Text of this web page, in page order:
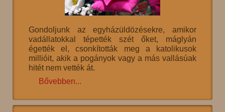
Gondoljunk az egyházüldözésekre, amikor
vadállatokkal tépették szét őket, máglyán
égették el, csonkították meg a katolikusok
millióit, akik a pogányok vagy a más vallásúak
hitét nem vették át.
Bővebben...